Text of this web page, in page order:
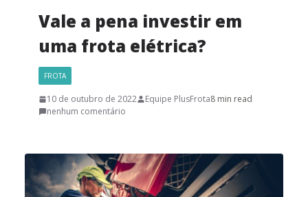
Vale a pena investir em
uma frota elétrica?
FROTA
10 de outubro de 2022 Equipe PlusFrota8 min read
nenhum comentário